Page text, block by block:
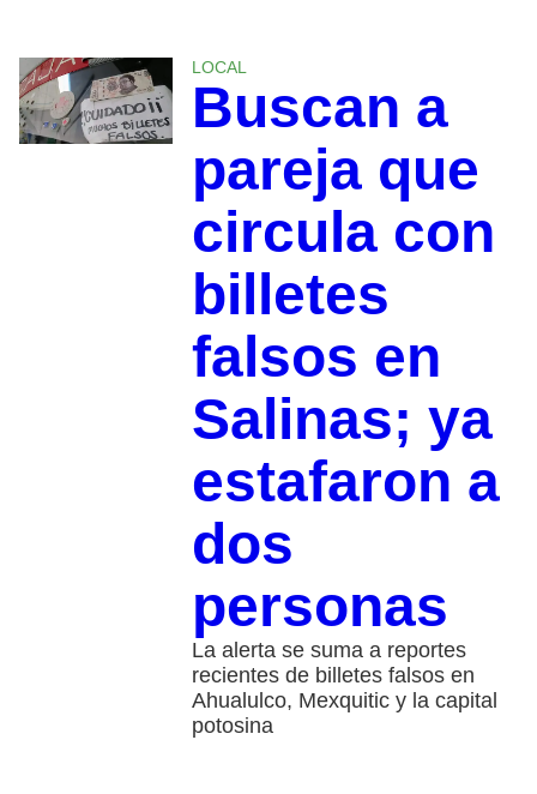
LOCAL
Buscan a
pareja que
circula con
billetes
falsos en
Salinas; ya
estafaron a
dos
personas
La alerta se suma a reportes
recientes de billetes falsos en
Ahualulco, Mexquitic y la capital
potosina